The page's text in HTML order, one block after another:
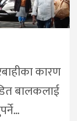
कारण
बालकलाई